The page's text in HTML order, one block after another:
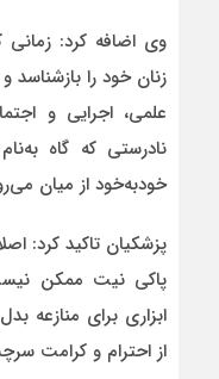
وی اضافه کرد:
زنان خود را
علمی، اجرایی و
نادرستی که گاه
خودبه‌خود از میان
پزشکیان تاکید کرد:
پاکی نیت ممکن
ابزاری برای منازعه
از احترام و کرامت